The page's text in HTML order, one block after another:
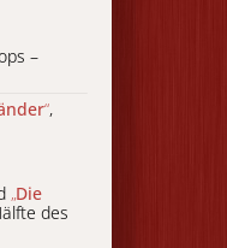
–
“,
„Die
des